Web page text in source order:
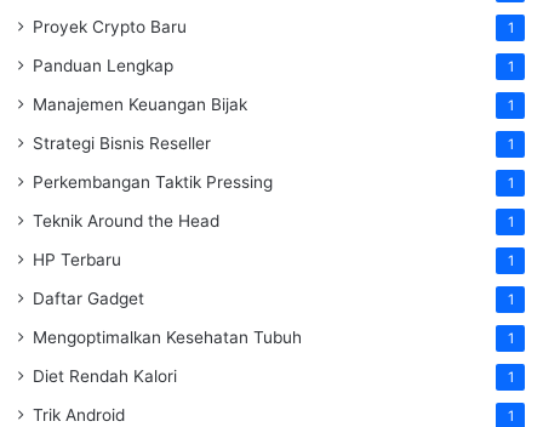
Proyek Crypto Baru 1
Panduan Lengkap 1
Manajemen Keuangan Bijak 1
Strategi Bisnis Reseller 1
Perkembangan Taktik Pressing 1
Teknik Around the Head 1
HP Terbaru 1
Daftar Gadget 1
Mengoptimalkan Kesehatan Tubuh 1
Diet Rendah Kalori 1
Trik Android 1